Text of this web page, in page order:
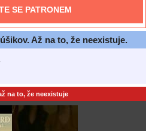
SE PATRONEM
Až na to, že neexistuje.
na to, že neexistuje